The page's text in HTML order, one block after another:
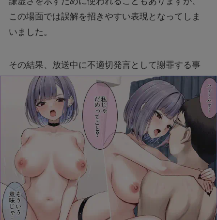
この場面では誤解を招きやすい表現となってしま
いました。
その結果、放送中に不適切発言として謝罪する事
態に至ったと考えられます。